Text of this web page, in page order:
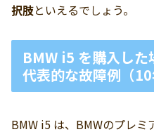
択肢といえるでしょう。
BMW i5 を購入した
代表的な故障例（10
BMW i5 は、BMWのプレミ